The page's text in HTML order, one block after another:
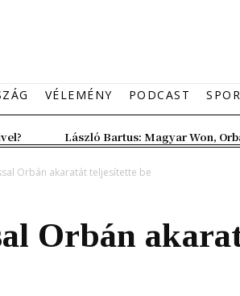
VÉLEMÉNY PODCAST
László Bartus: Magyar Won,
Orbán akaratát teljesítette be
Orbán